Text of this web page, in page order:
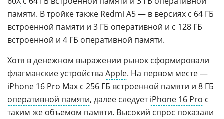
памяти. В тройке также Redmi A5— в версиях с 64 ГБ
встроенной памяти и 3 ГБ оперативной и с 128 ГБ
встроенной и 4 ГБ оперативной памяти.
Хотя в денежном выражении рынок сформировали
флагманские устройства Apple. На первом месте —
iPhone 16 Pro Max с 256 ГБ встроенной памяти и 8 ГБ
оперативной памяти, далее следуетiPhone 16 Pro с
таким же объемом памяти. Высокий спрос показали